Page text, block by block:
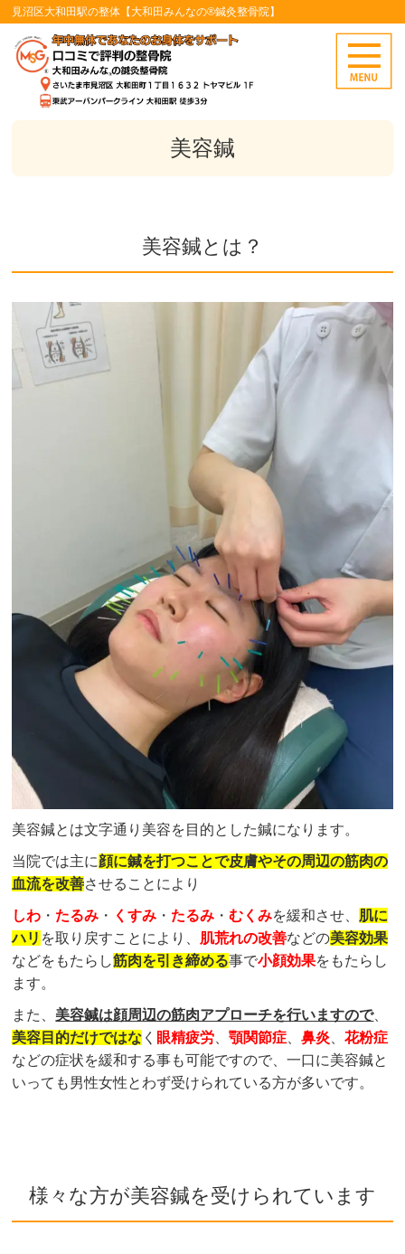
見沼区大和田駅の整体【大和田みんなの®鍼灸整骨院】
美容鍼
美容鍼とは？
美容鍼とは文字通り美容を目的とした鍼になります。
当院では主に顔に鍼を打つことで皮膚やその周辺の筋肉の
血流を改善させることにより
しわ ・ たるみ ・ くすみ ・ たるみ ・むくみを緩和させ、 肌に
ハリ を取り戻すことにより、 肌荒れの改善などの美容効果
などをもたらし筋肉を引き締める事で小顔効果をもたらし
ます。
また、 美容鍼は顔周辺の筋肉アプローチを行いますので、
美容目的だけではな く 眼精疲労、顎関節症、鼻炎、花粉症
などの症状を緩和する事も可能ですので、一口に美容鍼と
いっても男性女性とわず受けられている方が多いです。
様々な方が美容鍼を受けられています